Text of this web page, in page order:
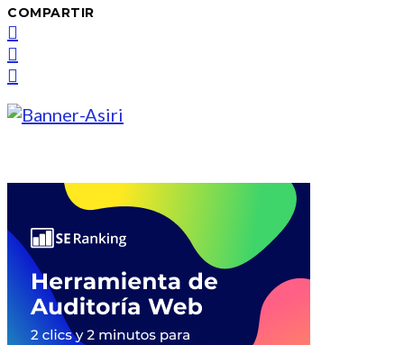
COMPARTIR